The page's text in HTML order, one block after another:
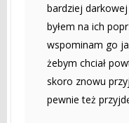
bardziej
byłem na ich
wspominam go
żebym chciał
skoro znowu
pewnie też